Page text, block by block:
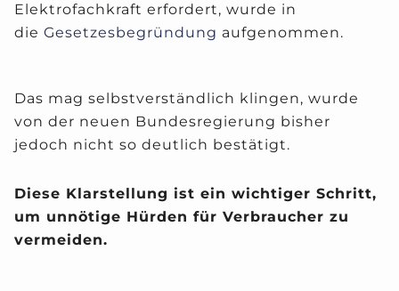
Elektrofachkraft erfordert, wurde in
die Gesetzesbegründung aufgenommen.
Das mag selbstverständlich klingen, wurde
von der neuen Bundesregierung bisher
jedoch nicht so deutlich bestätigt.
Diese Klarstellung ist ein wichtiger Schritt,
um unnötige Hürden für Verbraucher zu
vermeiden.